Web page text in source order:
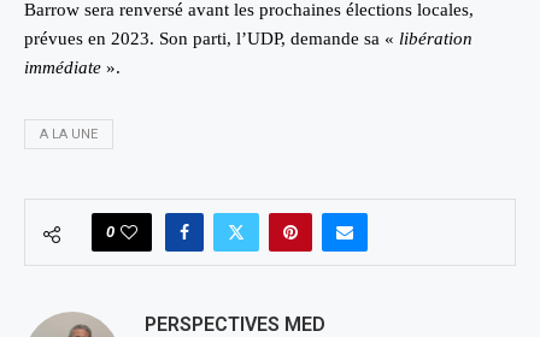
Barrow sera renversé avant les prochaines élections locales,
prévues en 2023. Son parti, l’UDP, demande sa « libération
immédiate ».
A LA UNE
0
PERSPECTIVES MED